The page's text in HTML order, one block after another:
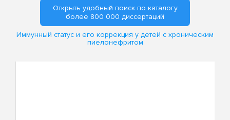
Открыть удобный поиск по каталогу
более 800 000 диссертаций
Иммунный статус и его коррекция у детей с хроническим
пиелонефритом